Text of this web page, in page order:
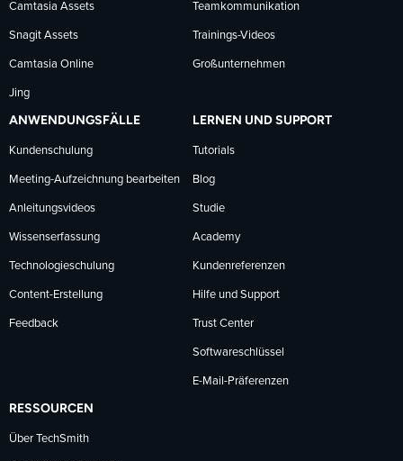
Camtasia Assets
Snagit Assets
Camtasia Online
Jing
Teamkommunikation
Trainings-Videos
Großunternehmen
ANWENDUNGSFÄLLE
Kundenschulung
Meeting-Aufzeichnung bearbeiten
Anleitungsvideos
Wissenserfassung
Technologieschulung
Content-Erstellung
Feedback
LERNEN UND SUPPORT
Tutorials
Blog
Studie
Academy
Kundenreferenzen
Hilfe und Support
Trust Center
Softwareschlüssel
E-Mail-Präferenzen
RESSOURCEN
Über TechSmith